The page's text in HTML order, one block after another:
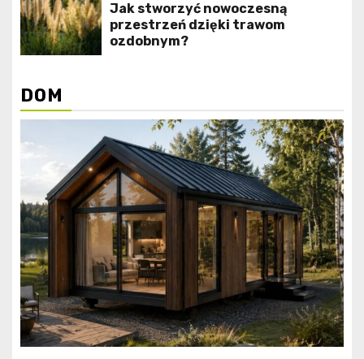
Jak stworzyć nowoczesną
przestrzeń dzięki trawom
ozdobnym?
DOM